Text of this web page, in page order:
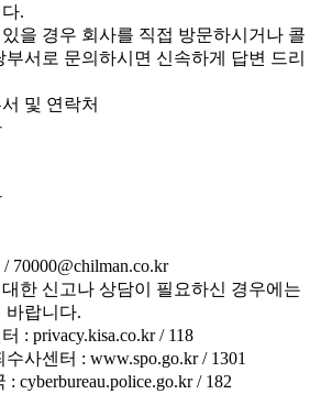
.
을 경우 회사를 직접 방문하시거나 콜
서로 문의하시면 신속하게 답변 드리
및 연락처
70000@chilman.co.kr
한 신고나 상담이 필요하신 경우에는
바랍니다.
: privacy.kisa.co.kr / 118
사센터 : www.spo.go.kr / 1301
cyberbureau.police.go.kr / 182